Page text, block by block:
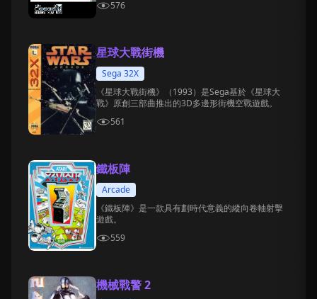
576
星球大戰街機
Sega 32X
《星球大戰街機》（1993）是Sega基於《星球大
戰》原創三部曲推出的3D多邊形街機空戰遊戲。
561
鐵板陣
Arcade
《鐵板陣》是一款具有劃時代意義的縱向卷軸射擊
遊戲。
559
機械戰警 2